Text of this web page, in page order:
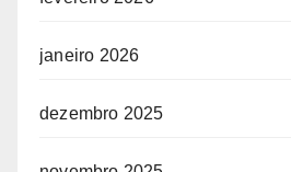
janeiro 2026
dezembro 2025